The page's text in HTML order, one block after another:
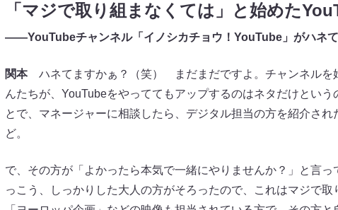
「マジで取り組まなくては」と始めた
――YouTubeチャンネル「イノシカチョウ！YouTube」がハネて
関本ハネてますかぁ？（笑） まだまだですよ。チャンネルを
んたちが、YouTubeをやっててもアップするのはネタだけとい
とで、マネージャーに相談したら、デジタル担当の方を紹介さ
ど。
で、その方が「よかったら本気で一緒にやりませんか？」と言
っこう、しっかりした大人の方がそろったので、これはマジで